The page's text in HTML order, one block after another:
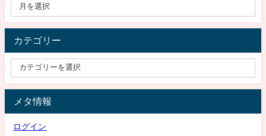
カテゴリー
メタ情報
ログイン